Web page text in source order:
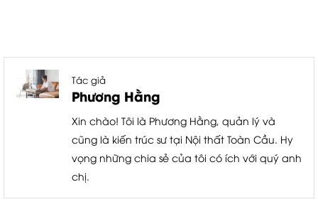
Tác giả
Phương Hằng
Xin chào! Tôi là Phương Hằng, quản lý và
cũng là kiến trúc sư tại Nội thất Toàn Cầu. Hy
vọng những chia sẻ của tôi có ích với quý anh
chị.